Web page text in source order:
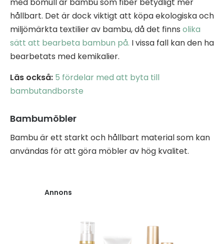
hållbart. Det är dock viktigt att köpa ekologiska och
miljömärkta textilier av bambu, då det finns olika
sätt att bearbeta bambun på. I vissa fall kan den ha
bearbetats med kemikalier.
Läs också: 5 fördelar med att byta till
bambutandborste
Bambumöbler
Bambu är ett starkt och hållbart material som kan
användas för att göra möbler av hög kvalitet.
Annons